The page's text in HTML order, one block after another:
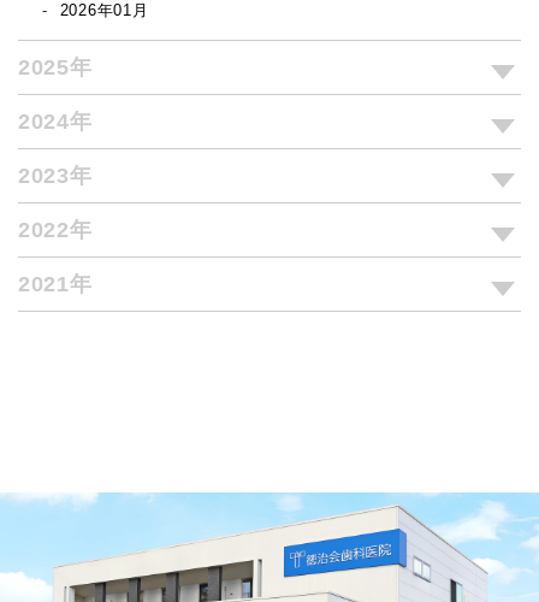
2026年01月
2025年
2024年
2023年
2022年
2021年